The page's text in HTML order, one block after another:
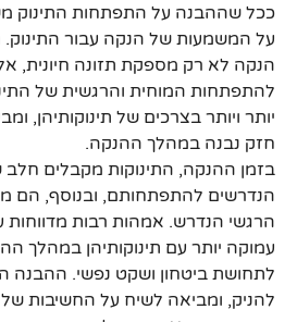
ככל שההבנה על התפתחות התינוק
על המשמעות של הנקה עבור התינוק.
הנקה לא רק מספקת תזונה חיונית,
להתפתחות המוחית והרגשית של
יותר ויותר בצרכים של תינוקותיהן,
חזק נבנה במהלך ההנקה.
בזמן ההנקה, התינוקות מקבלים חלב
הנדרשים להתפתחותם, ובנוסף, הם
הרגשי הנדרש. אמהות רבות מדווחות
עמוקה יותר עם תינוקותיהן במהלך
לתחושת ביטחון ושקט נפשי. ההבנה
להניק, ומביאה לשיח על החשיבות